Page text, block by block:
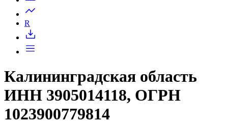
R
Калининградская область
ИНН 3905014118, ОГРН
1023900779814